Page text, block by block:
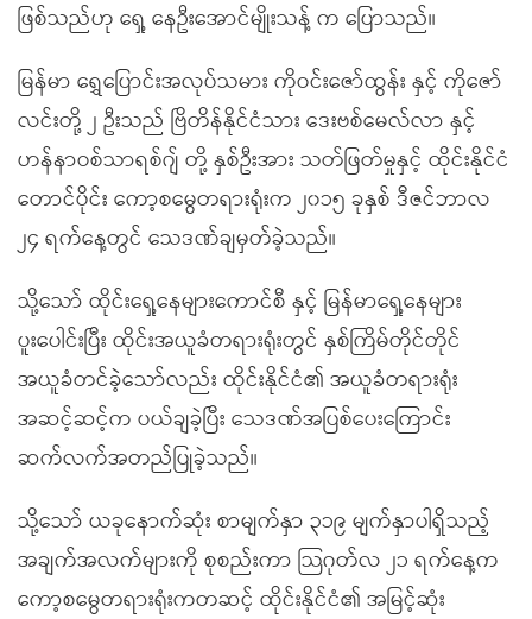
ဖြစ်သည်ဟု ရှေ့ နေဦးအောင်မျိုးသန့် က ပြောသည်။
မြန်မာ ရွှေပြောင်းအလုပ်သမား ကိုဝင်းဇော်ထွန်း နှင့် ကိုဇော်
လင်းတို့ ၂ ဦးသည် ဗြိတိန်နိုင်ငံသား ဒေးဗစ်မေလ်လာ နှင့်
ဟန်နာဝစ်သာရစ်ဂျ် တို့ နှစ်ဦးအား သတ်ဖြတ်မှုနှင့် ထိုင်းနိုင်ငံ
တောင်ပိုင်း ကော့စမွေတရားရုံးက ၂၀၁၅ ခုနှစ် ဒီဇင်ဘာလ
၂၄ ရက်နေ့တွင် သေဒဏ်ချမှတ်ခဲ့သည်။
သို့သော် ထိုင်းရှေ့နေများကောင်စီ နှင့် မြန်မာရှေ့နေများ
ပူးပေါင်းပြီး ထိုင်းအယူခံတရားရုံးတွင် နှစ်ကြိမ်တိုင်တိုင်
အယူခံတင်ခဲ့သော်လည်း ထိုင်းနိုင်ငံ၏ အယူခံတရားရုံး
အဆင့်ဆင့်က ပယ်ချခဲ့ပြီး သေဒဏ်အပြစ်ပေးကြောင်း
ဆက်လက်အတည်ပြုခဲ့သည်။
သို့သော် ယခုနောက်ဆုံး စာမျက်နှာ ၃၁၉ မျက်နှာပါရှိသည့်
အချက်အလက်များကို စုစည်းကာ သြဂုတ်လ ၂၁ ရက်နေ့က
ကော့စမွေတရားရုံးကတဆင့် ထိုင်းနိုင်ငံ၏ အမြင့်ဆုံး